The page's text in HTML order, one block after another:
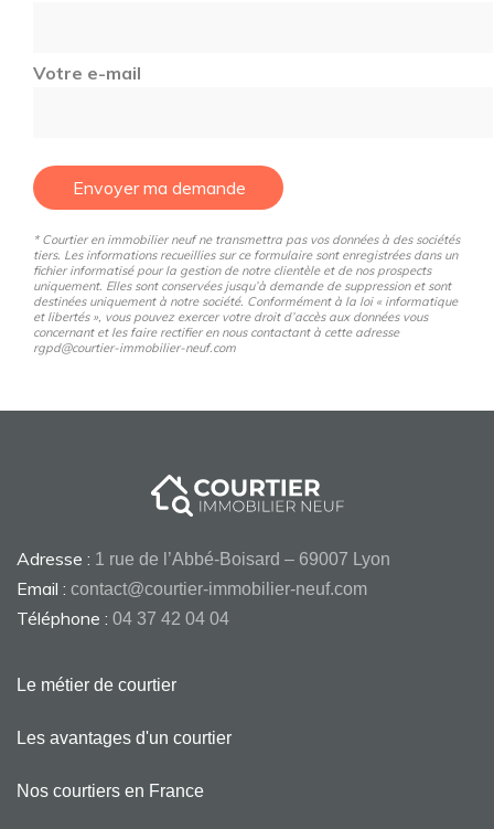
Votre e-mail
Envoyer ma demande
* Courtier en immobilier neuf ne transmettra pas vos données à des sociétés
tiers. Les informations recueillies sur ce formulaire sont enregistrées dans un
fichier informatisé pour la gestion de notre clientèle et de nos prospects
uniquement. Elles sont conservées jusqu’à demande de suppression et sont
destinées uniquement à notre société. Conformément à la loi « informatique
et libertés », vous pouvez exercer votre droit d’accès aux données vous
concernant et les faire rectifier en nous contactant à cette adresse
rgpd@courtier-immobilier-neuf.com
Adresse : 1 rue de l’Abbé-Boisard – 69007 Lyon
Email : contact@courtier-immobilier-neuf.com
Téléphone : 04 37 42 04 04
Le métier de courtier
Les avantages d'un courtier
Nos courtiers en France